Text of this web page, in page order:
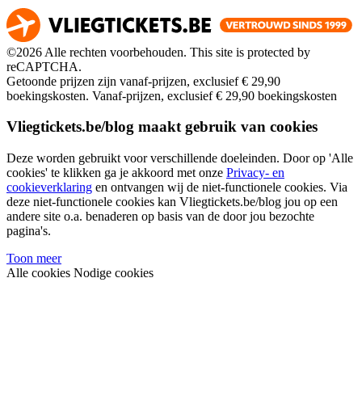
©2026 Alle rechten voorbehouden. This site is protected by
reCAPTCHA.
Getoonde prijzen zijn vanaf-prijzen, exclusief € 29,90
boekingskosten. Vanaf-prijzen, exclusief € 29,90 boekingskosten
Vliegtickets.be/blog maakt gebruik van cookies
Deze worden gebruikt voor verschillende doeleinden. Door op 'Alle
cookies' te klikken ga je akkoord met onze Privacy- en
cookieverklaring en ontvangen wij de niet-functionele cookies. Via
deze niet-functionele cookies kan Vliegtickets.be/blog jou op een
andere site o.a. benaderen op basis van de door jou bezochte
pagina's.
Toon meer
Alle cookies Nodige cookies